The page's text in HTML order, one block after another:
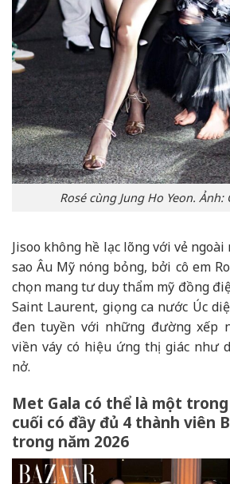
Rosé cùng Jung Ho Yeon. Ảnh:
Jisoo không hề lạc lõng với vẻ
sao Âu Mỹ nóng bỏng, bởi cô em
chọn mang tư duy thẩm mỹ đồng
Saint Laurent, giọng ca nước Úc
đen tuyền với những đường xếp
viền váy có hiệu ứng thị giác như
nở.
Met Gala có thể là một
cuối có đầy đủ 4 thành viên
trong năm 2026